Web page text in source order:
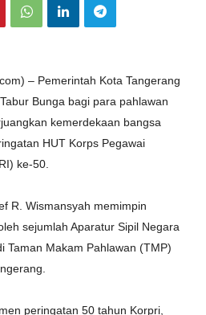
– Pemerintah Kota Tangerang
Bunga bagi para pahlawan
kemerdekaan bangsa
HUT Korps Pegawai
ke-50.
R. Wismansyah memimpin
sejumlah Aparatur Sipil Negara
Taman Makam Pahlawan (TMP)
peringatan 50 tahun Korpri,